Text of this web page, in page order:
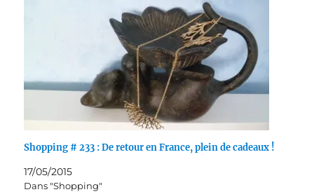
Shopping # 233 : De retour en France, plein de cadeaux !
17/05/2015
Dans "Shopping"